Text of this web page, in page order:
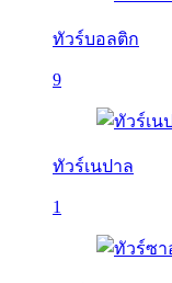
ทัวร์บอลติก
9
ทัวร์เนปาล
1